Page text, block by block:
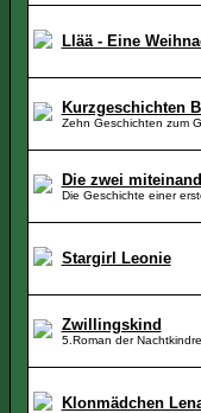
Llää - Eine
Kurzgeschichten
Zehn Geschichten zum
Die zwei
Die Geschichte einer
Stargirl Leonie
Zwillingskind
5.Roman der
Klonmädchen